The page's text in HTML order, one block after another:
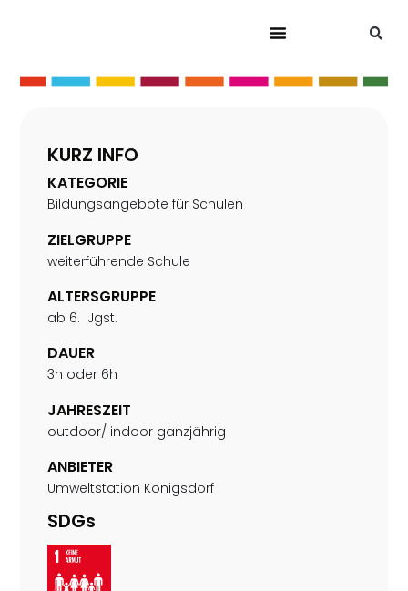
KURZ INFO
KATEGORIE
Bildungsangebote für Schulen
ZIELGRUPPE
weiterführende Schule
ALTERSGRUPPE
ab 6. Jgst.
DAUER
3h oder 6h
JAHRESZEIT
outdoor/ indoor ganzjährig
ANBIETER
Umweltstation Königsdorf
SDGs